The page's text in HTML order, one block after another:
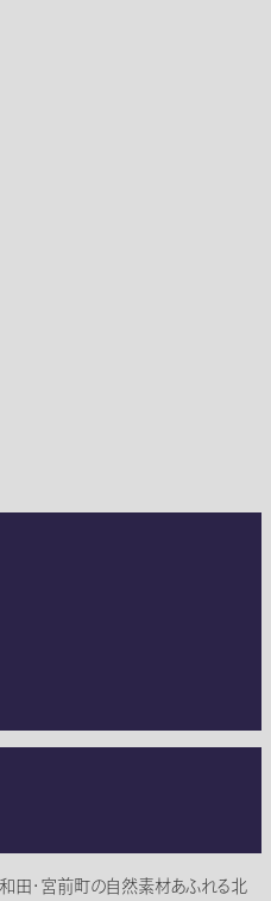
田・宮前町の自然素材あふれる北